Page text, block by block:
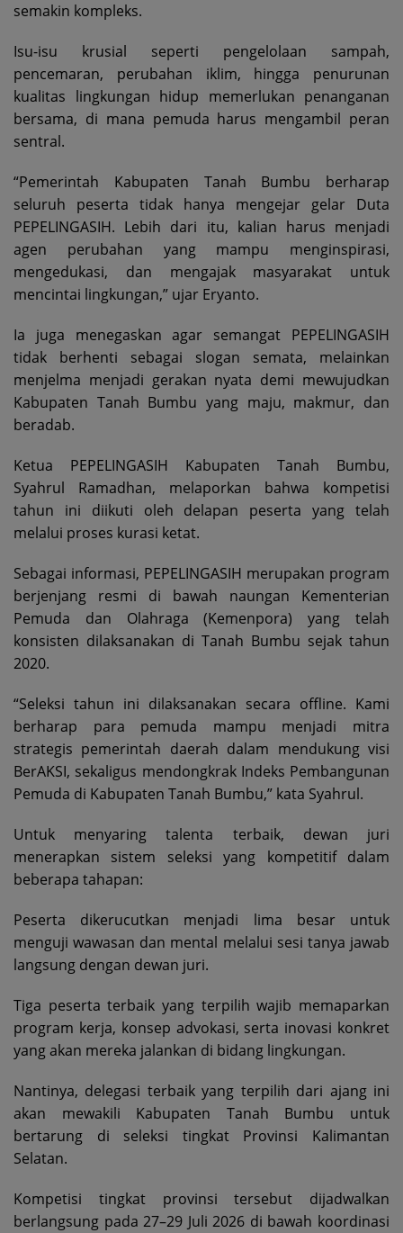
semakin kompleks.
Isu-isu krusial seperti pengelolaan sampah,
pencemaran, perubahan iklim, hingga penurunan
kualitas lingkungan hidup memerlukan penanganan
bersama, di mana pemuda harus mengambil peran
sentral.
“Pemerintah Kabupaten Tanah Bumbu berharap
seluruh peserta tidak hanya mengejar gelar Duta
PEPELINGASIH. Lebih dari itu, kalian harus menjadi
agen perubahan yang mampu menginspirasi,
mengedukasi, dan mengajak masyarakat untuk
mencintai lingkungan,” ujar Eryanto.
Ia juga menegaskan agar semangat PEPELINGASIH
tidak berhenti sebagai slogan semata, melainkan
menjelma menjadi gerakan nyata demi mewujudkan
Kabupaten Tanah Bumbu yang maju, makmur, dan
beradab.
Ketua PEPELINGASIH Kabupaten Tanah Bumbu,
Syahrul Ramadhan, melaporkan bahwa kompetisi
tahun ini diikuti oleh delapan peserta yang telah
melalui proses kurasi ketat.
Sebagai informasi, PEPELINGASIH merupakan program
berjenjang resmi di bawah naungan Kementerian
Pemuda dan Olahraga (Kemenpora) yang telah
konsisten dilaksanakan di Tanah Bumbu sejak tahun
2020.
“Seleksi tahun ini dilaksanakan secara offline. Kami
berharap para pemuda mampu menjadi mitra
strategis pemerintah daerah dalam mendukung visi
BerAKSI, sekaligus mendongkrak Indeks Pembangunan
Pemuda di Kabupaten Tanah Bumbu,” kata Syahrul.
Untuk menyaring talenta terbaik, dewan juri
menerapkan sistem seleksi yang kompetitif dalam
beberapa tahapan:
Peserta dikerucutkan menjadi lima besar untuk
menguji wawasan dan mental melalui sesi tanya jawab
langsung dengan dewan juri.
Tiga peserta terbaik yang terpilih wajib memaparkan
program kerja, konsep advokasi, serta inovasi konkret
yang akan mereka jalankan di bidang lingkungan.
Nantinya, delegasi terbaik yang terpilih dari ajang ini
akan mewakili Kabupaten Tanah Bumbu untuk
bertarung di seleksi tingkat Provinsi Kalimantan
Selatan.
Kompetisi tingkat provinsi tersebut dijadwalkan
berlangsung pada 27–29 Juli 2026 di bawah koordinasi